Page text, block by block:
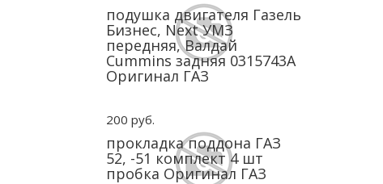
подушка двигателя Газель
Бизнес, Next УМЗ
передняя, Валдай
Cummins задняя 0315743А
Оригинал ГАЗ
200 руб.
прокладка поддона ГАЗ
52, -51 комплект 4 шт
пробка Оригинал ГАЗ